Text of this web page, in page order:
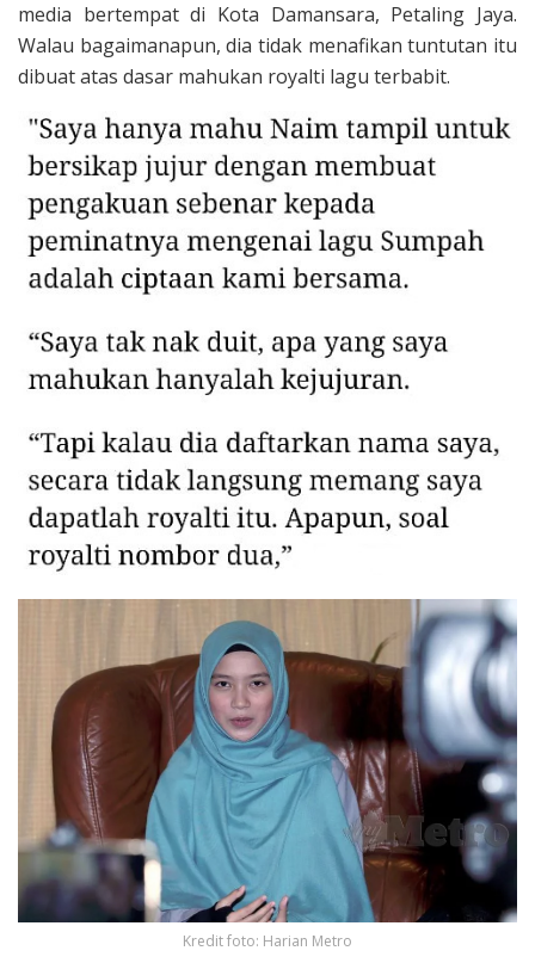
media bertempat di Kota Damansara, Petaling Jaya.
Walau bagaimanapun, dia tidak menafikan tuntutan itu
dibuat atas dasar mahukan royalti lagu terbabit.
Kredit foto: Harian Metro